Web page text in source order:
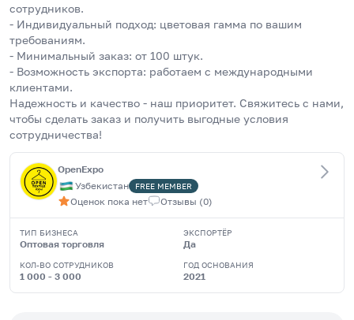
сотрудников.
- Индивидуальный подход: цветовая гамма по вашим
требованиям.
- Минимальный заказ: от 100 штук.
- Возможность экспорта: работаем с международными
клиентами.
Надежность и качество - наш приоритет. Свяжитесь с нами,
чтобы сделать заказ и получить выгодные условия
сотрудничества!
OpenExpo
Узбекистан
FREE MEMBER
Оценок пока нет Отзывы (0)
ТИП БИЗНЕСА
Оптовая торговля
ЭКСПОРТЁР
Да
КОЛ-ВО СОТРУДНИКОВ
1 000 - 3 000
ГОД ОСНОВАНИЯ
2021